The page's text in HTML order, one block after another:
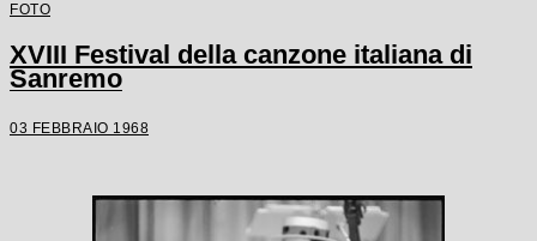
FOTO
XVIII Festival della canzone italiana di
Sanremo
03 FEBBRAIO 1968